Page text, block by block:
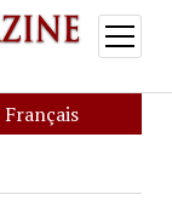
open
menu
Français